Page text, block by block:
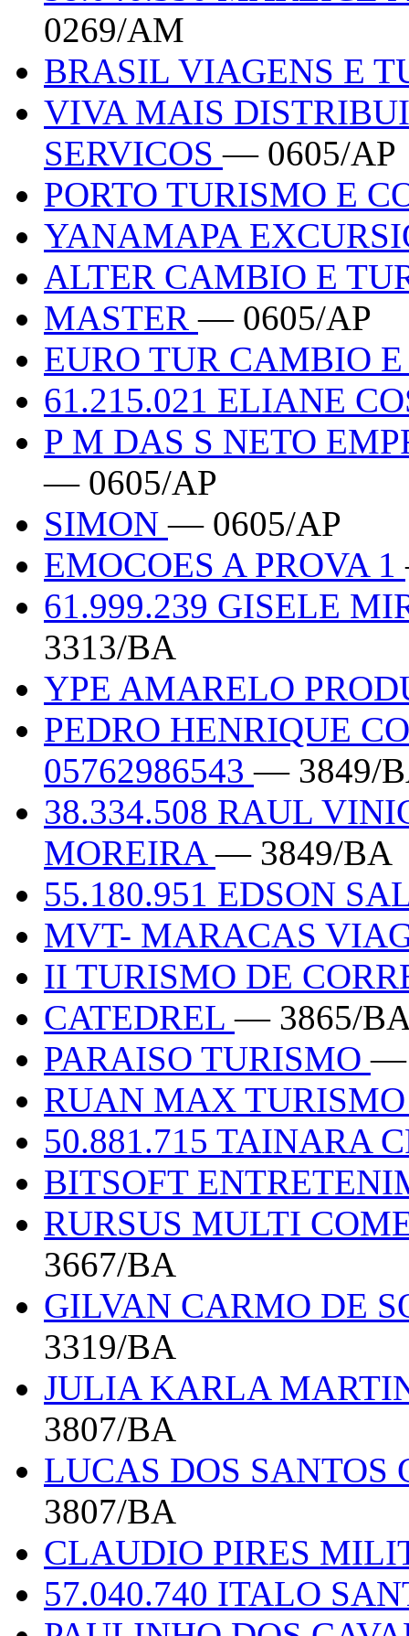
0269/AM
BRASIL VIAGENS E
VIVA MAIS
SERVICOS— 0605/AP
PORTO TURISMO E
YANAMAPA
ALTER CAMBIO E
MASTER— 0605/AP
EURO TUR CAMBIO
61.215.021 ELIANE
P M DAS S NETO
— 0605/AP
SIMON— 0605/AP
EMOCOES A PROVA 1
61.999.239 GISELE
3313/BA
YPE AMARELO
PEDRO HENRIQUE
05762986543— 3849/
38.334.508 RAUL
MOREIRA— 3849/BA
55.180.951 EDSON
MVT- MARACAS
II TURISMO DE
CATEDREL— 3865/
PARAISO TURISMO—
RUAN MAX
50.881.715 TAINARA
BITSOFT
RURSUS MULTI
3667/BA
GILVAN CARMO DE
3319/BA
JULIA KARLA
3807/BA
LUCAS DOS SANTOS
3807/BA
CLAUDIO PIRES
57.040.740 ITALO